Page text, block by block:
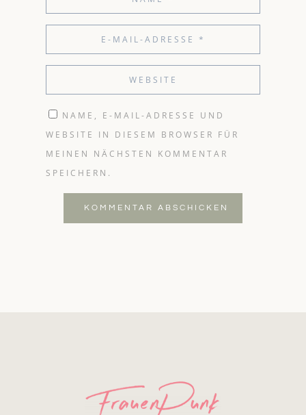
NAME, E-MAIL-ADRESSE UND
WEBSITE IN DIESEM BROWSER FÜR
MEINEN NÄCHSTEN KOMMENTAR
SPEICHERN.
KOMMENTAR ABSCHICKEN